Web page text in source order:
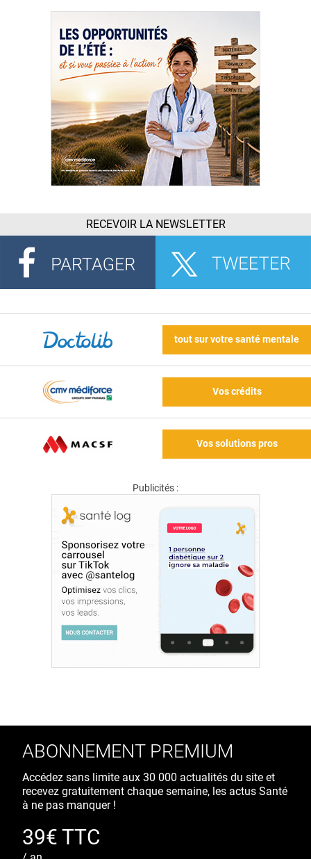
RECEVOIR LA NEWSLETTER
tout sur votre santé mentale
Vos crédits
Vos solutions pros
Publicités :
ABONNEMENT PREMIUM
Accédez sans limite aux 30 000 actualités du site et
recevez gratuitement chaque semaine, les actus Santé
à ne pas manquer !
39€ TTC